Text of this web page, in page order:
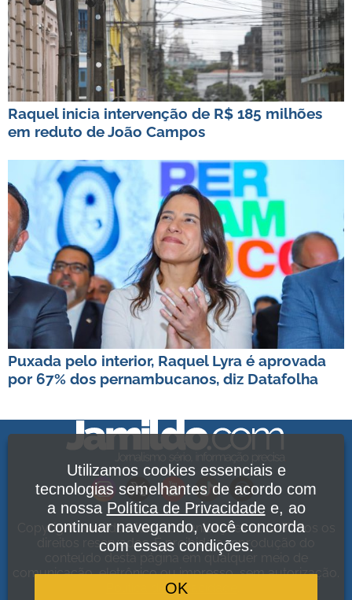
Raquel inicia intervenção de R$ 185 milhões
em reduto de João Campos
Puxada pelo interior, Raquel Lyra é aprovada
por 67% dos pernambucanos, diz Datafolha
Copyright Jamildo Melo Comunicações Ltda. Todos os
direitos reservados. É proibida a reprodução do
conteúdo desta página em qualquer meio de
comunicação, eletrônico ou impresso, sem autorização.
Política de Privacidade
Utilizamos cookies essenciais e
tecnologias semelhantes de acordo com
a nossa Política de Privacidadee, ao
continuar navegando, você concorda
com essas condições.
OK